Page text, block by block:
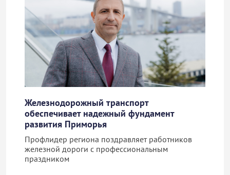
Железнодорожный транспорт
обеспечивает надежный фундамент
развития Приморья
Профлидер региона поздравляет работников
железной дороги с профессиональным
праздником